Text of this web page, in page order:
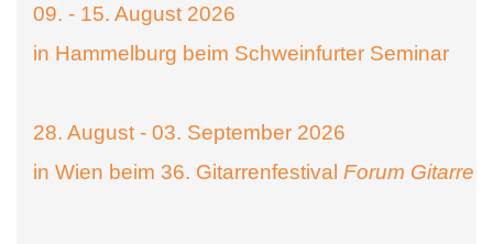
09. - 15. August 2026
in Hammelburg beim Schweinfurter Seminar
28. August - 03. September 2026
in Wien beim 36. Gitarrenfestival Forum Gitarre